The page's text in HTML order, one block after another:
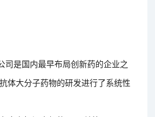
司是国内最早布局创新药的企业之
体大分子药物的研发进行了系统性